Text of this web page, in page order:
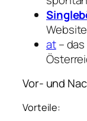
at– das
Vor- und
Vorteile: